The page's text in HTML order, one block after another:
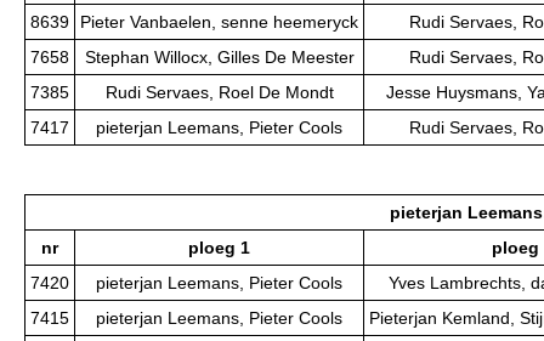
8639
Pieter Vanbaelen, senne heemeryck
Rudi Servaes,
7658
Stephan Willocx, Gilles De Meester
Rudi Servaes,
7385
Rudi Servaes, Roel De Mondt
Jesse Huysmans,
7417
pieterjan Leemans, Pieter Cools Rudi Servaes,
pieterjan
nr
ploeg 1
ploeg
7420
pieterjan Leemans, Pieter Cools
Yves Lambrechts,
7415
pieterjan Leemans, Pieter Cools
Pieterjan Kemland,